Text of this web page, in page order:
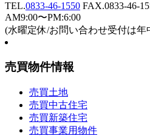
TEL.0833-46-1550 FAX.0833-46-
AM9:00〜PM:6:00
(水曜定休/お問い合わせ受付は年
売買物件情報
売買土地
売買中古住宅
売買新築住宅
売買事業用物件